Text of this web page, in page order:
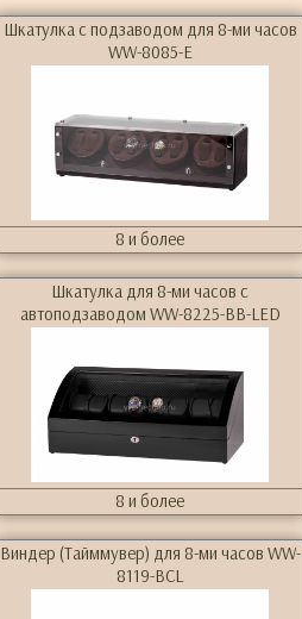
Шкатулка с подзаводом для 8-ми часов
WW-8085-E
8 и более
Шкатулка для 8-ми часов с
автоподзаводом WW-8225-BB-LED
8 и более
Виндер (Тайммувер) для 8-ми часов WW-
8119-BCL